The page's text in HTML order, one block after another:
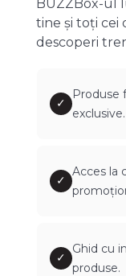
BUZZBox-ul
tine și toți cei
descoperi
✓
Produse
exclusive.
✓
Acces la
✓
Ghid cu
produse.